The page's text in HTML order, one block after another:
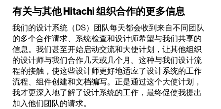
有关与其他 Hitachi 组织合作的更多信息
我们的设计系统（DS）团队每天都会收到来自不同团队
的多个合作请求、系统检查和设计师希望与我们共享的
信息。我们甚至开始启动交流和大使计划，让其他组织
的设计师与我们合作几天或几个月。这种与我们设计流
程的接触，使这些设计师更好地适应了设计系统的工作
流程、组件创建和文档编写。正是通过这个大使计划，
我才更深入地了解了设计系统的工作，最终促使我提出
加入他们团队的请求。